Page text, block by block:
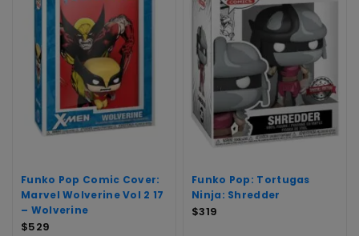
Funko Pop Comic Cover:
Marvel Wolverine Vol 2 17
– Wolverine
$529
Funko Pop: Tortugas
Ninja: Shredder
$319